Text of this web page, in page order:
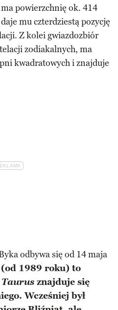
powierzchnię ok. 414
mu czterdziestą pozycję
Z kolei gwiazdozbiór
zodiakalnych, ma
kwadratowych i znajduje
odbywa się od 14 maja
(od 1989 roku) to
Taurus znajduje się
Wcześniej był